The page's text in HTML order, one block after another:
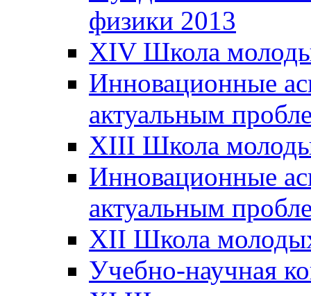
физики 2013
XIV Школа
Инновационные
актуальным
XIII Школа
Инновационные
актуальным
XII Школа
Учебно-научная